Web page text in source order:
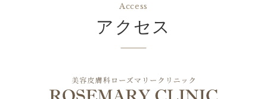
Access
アクセス